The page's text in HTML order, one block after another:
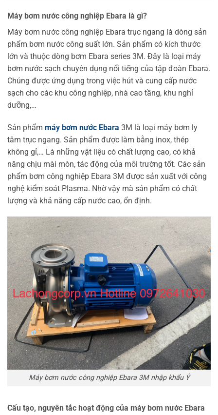
Máy bơm nước công nghiệp Ebara là gì?
Máy bơm nước công nghiệp Ebara trục ngang là dòng sản
phẩm bơm nước công suất lớn. Sản phẩm có kích thước
lớn và thuộc dòng bơm Ebara series 3M. Đây là loại máy
bơm nước sạch chuyên dụng nổi tiếng của tập đoàn Ebara.
Chúng được ứng dụng trong việc hút và cung cấp nước
sạch cho các khu công nghiệp, nhà cao tầng, khu nghỉ
dưỡng,…
Sản phẩm máy bơm nước Ebara 3M là loại máy bơm ly
tâm trục ngang. Sản phẩm được làm bằng inox, thép
không gỉ,… Là những vật liệu có chất lượng cao, có khả
năng chịu mài mòn, tác động của môi trường tốt. Các sản
phẩm bơm công nghiệp Ebara 3M được sản xuất với công
nghệ kiểm soát Plasma. Nhờ vậy mà sản phẩm có chất
lượng và khả năng cấp nước cao, ổn định.
Máy bơm nước công nghiệp Ebara 3M nhập khẩu Ý
Cấu tạo, nguyên tắc hoạt động của máy bơm nước Ebara